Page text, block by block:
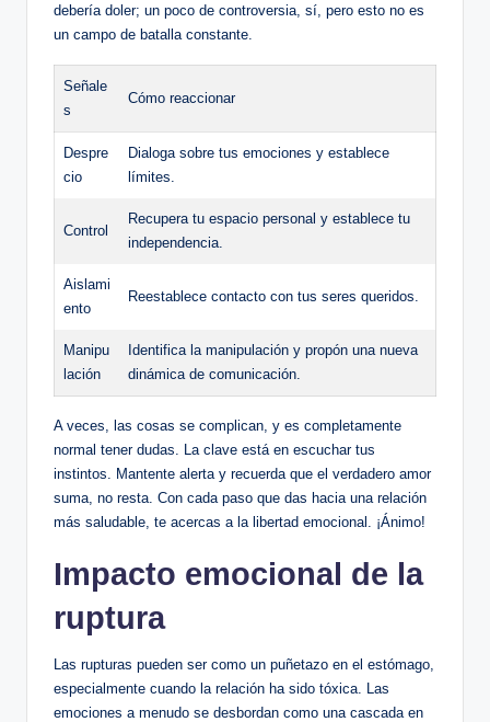
debería doler; un poco de controversia, sí, pero esto no es
un campo de batalla constante.
Señale
s
Cómo reaccionar
Despre
cio
Dialoga sobre tus emociones y establece
límites.
Control
Recupera tu espacio personal y establece tu
independencia.
Aislami
ento
Reestablece contacto con tus seres queridos.
Manipu
lación
Identifica la manipulación y propón una nueva
dinámica de comunicación.
A veces, las cosas se complican, y es completamente
normal tener dudas. La clave está en escuchar tus
instintos. Mantente alerta y recuerda que el verdadero amor
suma, no resta. Con cada paso que das hacia una relación
más saludable, te acercas a la libertad emocional. ¡Ánimo!
Impacto emocional de la
ruptura
Las rupturas pueden ser como un puñetazo en el estómago,
especialmente cuando la relación ha sido tóxica. Las
emociones a menudo se desbordan como una cascada en